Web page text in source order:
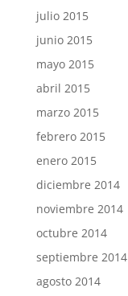
julio 2015
junio 2015
mayo 2015
abril 2015
marzo 2015
febrero 2015
enero 2015
diciembre 2014
noviembre 2014
octubre 2014
septiembre 2014
agosto 2014